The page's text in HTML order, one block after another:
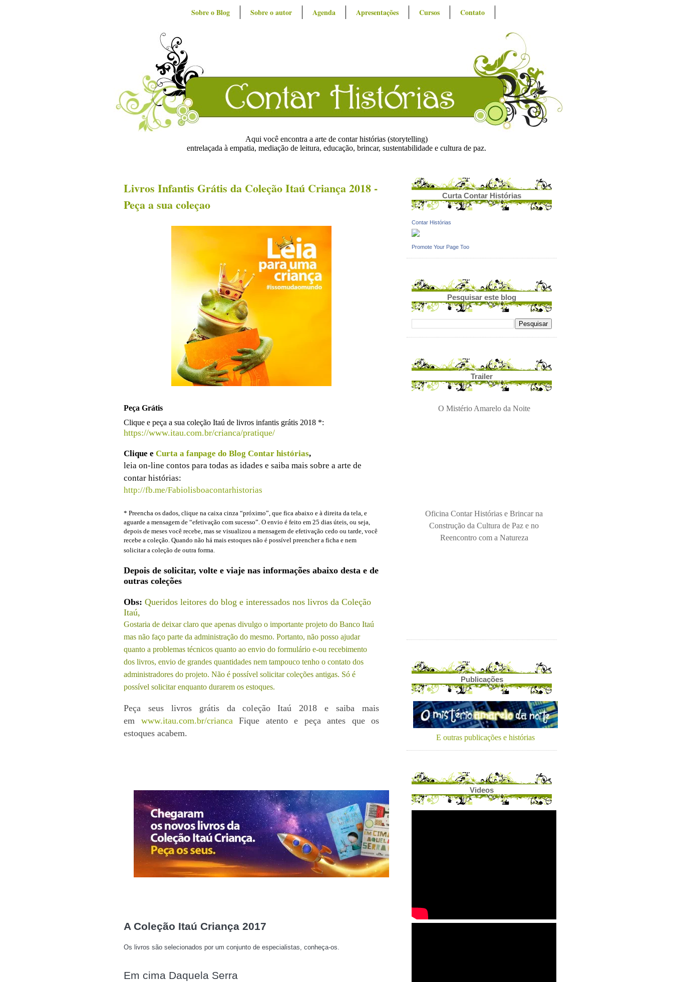
Sobre o Blog Sobre o autor Agenda Apresentações Cursos Contato
Aqui você encontra a arte de contar histórias (storytelling)
entrelaçada à empatia, mediação de leitura, educação, brincar, sustentabilidade e cultura de paz.
Livros Infantis Grátis da Coleção Itaú Criança 2018 -
Peça a sua coleçao
Peça Grátis
Clique e peça a sua coleção Itaú de livros infantis grátis 2018 *:
https://www.itau.com.br/crianca/pratique/
Clique e Curta a fanpage do Blog Contar histórias,
leia on-line contos para todas as idades e saiba mais sobre a arte de
contar histórias:
http://fb.me/Fabiolisboacontarhistorias
* Preencha os dados, clique na caixa cinza “próximo”, que fica abaixo e à direita da tela, e
aguarde a mensagem de “efetivação com sucesso”. O envio é feito em 25 dias úteis, ou seja,
depois de meses você recebe, mas se visualizou a mensagem de efetivação cedo ou tarde, você
recebe a coleção. Quando não há mais estoques não é possível preencher a ficha e nem
solicitar a coleção de outra forma.
Depois de solicitar, volte e viaje nas informações abaixo desta e de
outras coleções
Obs: Queridos leitores do blog e interessados nos livros da Coleção
Itaú,
Gostaria de deixar claro que apenas divulgo o importante projeto do Banco Itaú
mas não faço parte da administração do mesmo. Portanto, não posso ajudar
quanto a problemas técnicos quanto ao envio do formulário e-ou recebimento
dos livros, envio de grandes quantidades nem tampouco tenho o contato dos
administradores do projeto. Não é possível solicitar coleções antigas. Só é
possível solicitar enquanto durarem os estoques.
Peça seus livros grátis da coleção Itaú 2018 e saiba mais
em www.itau.com.br/criancaFique atento e peça antes que os
estoques acabem.
A Coleção Itaú Criança 2017
Os livros são selecionados por um conjunto de especialistas, conheça-os.
Em cima Daquela Serra
Curta Contar Histórias
Contar Histórias
Promote Your Page Too
Pesquisar este blog
Trailer
O Mistério Amarelo da Noite
Oficina Contar Histórias e Brincar na
Construção da Cultura de Paz e no
Reencontro com a Natureza
Publicações
E outras publicações e histórias
Videos